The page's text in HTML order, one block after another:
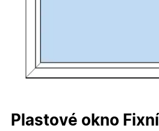
Plastové okno Fixní